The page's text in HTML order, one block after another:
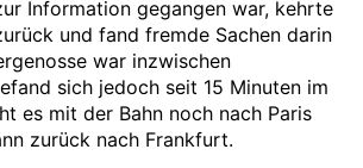
Information gegangen war, kehrte
und fand fremde Sachen darin
war inzwischen
sich jedoch seit 15 Minuten im
es mit der Bahn noch nach Paris
zurück nach Frankfurt.